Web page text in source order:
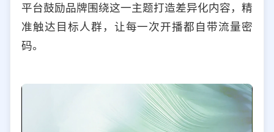
平台鼓励品牌围绕这一主题打造差异化内容，精
准触达目标人群，让每一次开播都自带流量密
码。